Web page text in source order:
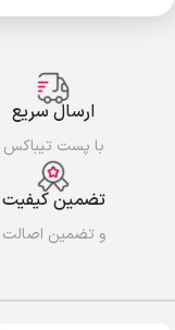
ارسال سریع
با پست تیباکس
تضمین کیفیت
و تضمین اصالت